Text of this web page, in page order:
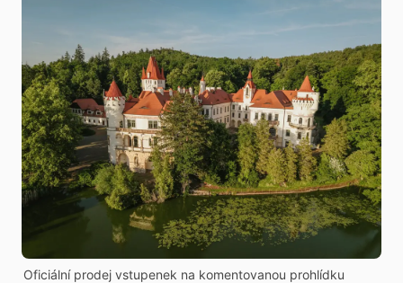
Oficiální prodej vstupenek na komentovanou prohlídku